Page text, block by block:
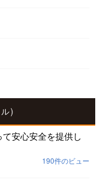
)
安心安全を提供し
190件のビュー